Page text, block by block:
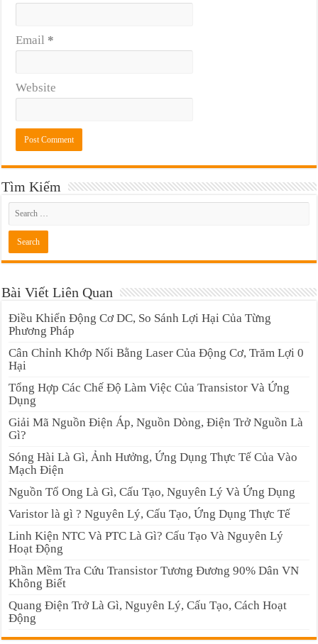
Email *
Website
Tìm Kiếm
Bài Viết Liên Quan
Điều Khiển Động Cơ DC, So Sánh Lợi Hại Của Từng
Phương Pháp
Cân Chỉnh Khớp Nối Bằng Laser Của Động Cơ, Trăm Lợi 0
Hại
Tổng Hợp Các Chế Độ Làm Việc Của Transistor Và Ứng
Dụng
Giải Mã Nguồn Điện Áp, Nguồn Dòng, Điện Trở Nguồn Là
Gì?
Sóng Hài Là Gì, Ảnh Hưởng, Ứng Dụng Thực Tế Của Vào
Mạch Điện
Nguồn Tổ Ong Là Gì, Cấu Tạo, Nguyên Lý Và Ứng Dụng
Varistor là gì ? Nguyên Lý, Cấu Tạo, Ứng Dụng Thực Tế
Linh Kiện NTC Và PTC Là Gì? Cấu Tạo Và Nguyên Lý
Hoạt Động
Phần Mềm Tra Cứu Transistor Tương Đương 90% Dân VN
Không Biết
Quang Điện Trở Là Gì, Nguyên Lý, Cấu Tạo, Cách Hoạt
Động